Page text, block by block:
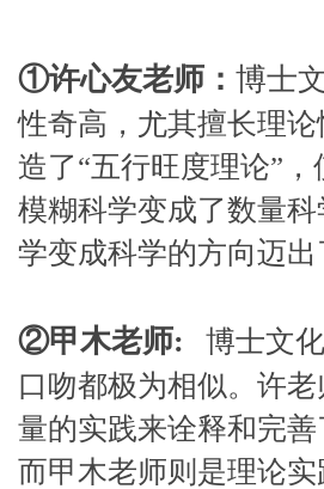
①许心友老师： 博士
性奇高，尤其擅长理
造了“五行旺度理论”
模糊科学变成了数量
学变成科学的方向迈
②甲木老师: 博士文
口吻都极为相似。许
量的实践来诠释和完
而甲木老师则是理论